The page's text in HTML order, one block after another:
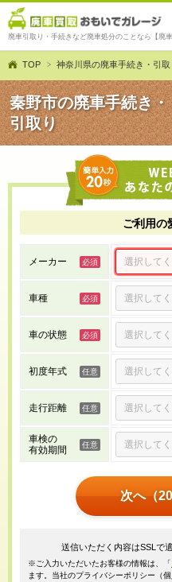
廃車引取り・手続きなど廃車処分のことなら【廃
TOP 神奈川県の廃車手続き・引取
秦野市の廃車手続き・
引取り
ご利用の
メーカー
車種
車の状態
初度年式
走行距離
車検の
有効期間
次へ（
送信いただく内容はSSLで
※ご入力いただいたお客様の情報は、「
ます。当社のプライバシーポリシー（